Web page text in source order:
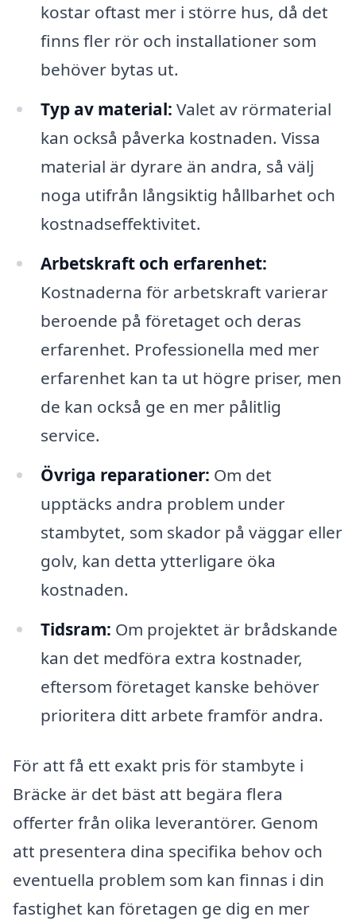
kostar oftast mer i större hus, då det
finns fler rör och installationer som
behöver bytas ut.
Typ av material: Valet av rörmaterial
kan också påverka kostnaden. Vissa
material är dyrare än andra, så välj
noga utifrån långsiktig hållbarhet och
kostnadseffektivitet.
Arbetskraft och erfarenhet:
Kostnaderna för arbetskraft varierar
beroende på företaget och deras
erfarenhet. Professionella med mer
erfarenhet kan ta ut högre priser, men
de kan också ge en mer pålitlig
service.
Övriga reparationer: Om det
upptäcks andra problem under
stambytet, som skador på väggar eller
golv, kan detta ytterligare öka
kostnaden.
Tidsram: Om projektet är brådskande
kan det medföra extra kostnader,
eftersom företaget kanske behöver
prioritera ditt arbete framför andra.
För att få ett exakt pris för stambyte i
Bräcke är det bäst att begära flera
offerter från olika leverantörer. Genom
att presentera dina specifika behov och
eventuella problem som kan finnas i din
fastighet kan företagen ge dig en mer